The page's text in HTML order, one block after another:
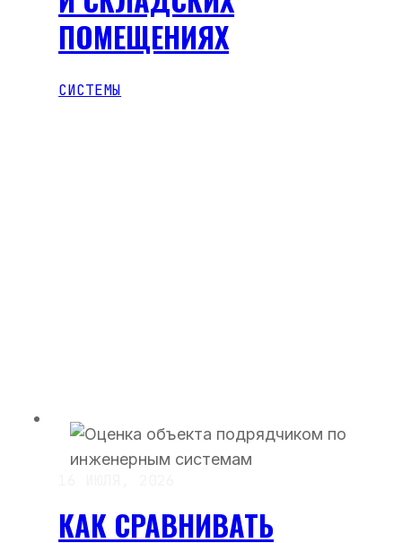
ПОМЕЩЕНИЯХ
СИСТЕМЫ
КАК СРАВНИВАТЬ